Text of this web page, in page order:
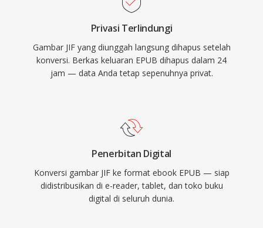
Privasi Terlindungi
Gambar JIF yang diunggah langsung dihapus setelah
konversi. Berkas keluaran EPUB dihapus dalam 24
jam — data Anda tetap sepenuhnya privat.
Penerbitan Digital
Konversi gambar JIF ke format ebook EPUB — siap
didistribusikan di e-reader, tablet, dan toko buku
digital di seluruh dunia.